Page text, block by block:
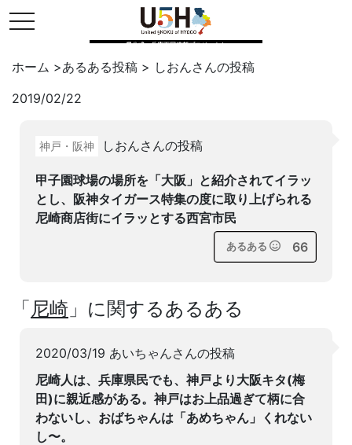
toggle navigation
県公式・兵庫五国連邦プロジェクト
ホーム >あるある投稿 > しおんさんの投稿
2019/02/22
神戸・阪神 しおんさんの投稿
甲子園球場の場所を「大阪」と紹介されてイラッ
とし、阪神タイガース特集の度に取り上げられる
尼崎商店街にイラッとする西宮市民
あるある 66
「尼崎 」に関するあるある
2020/03/19 あいちゃんさんの投稿
尼崎人は、兵庫県民でも、神戸より大阪キタ(梅
田)に親近感がある。神戸はお上品過ぎて柄に合
わないし、おばちゃんは「あめちゃん」くれない
し〜。